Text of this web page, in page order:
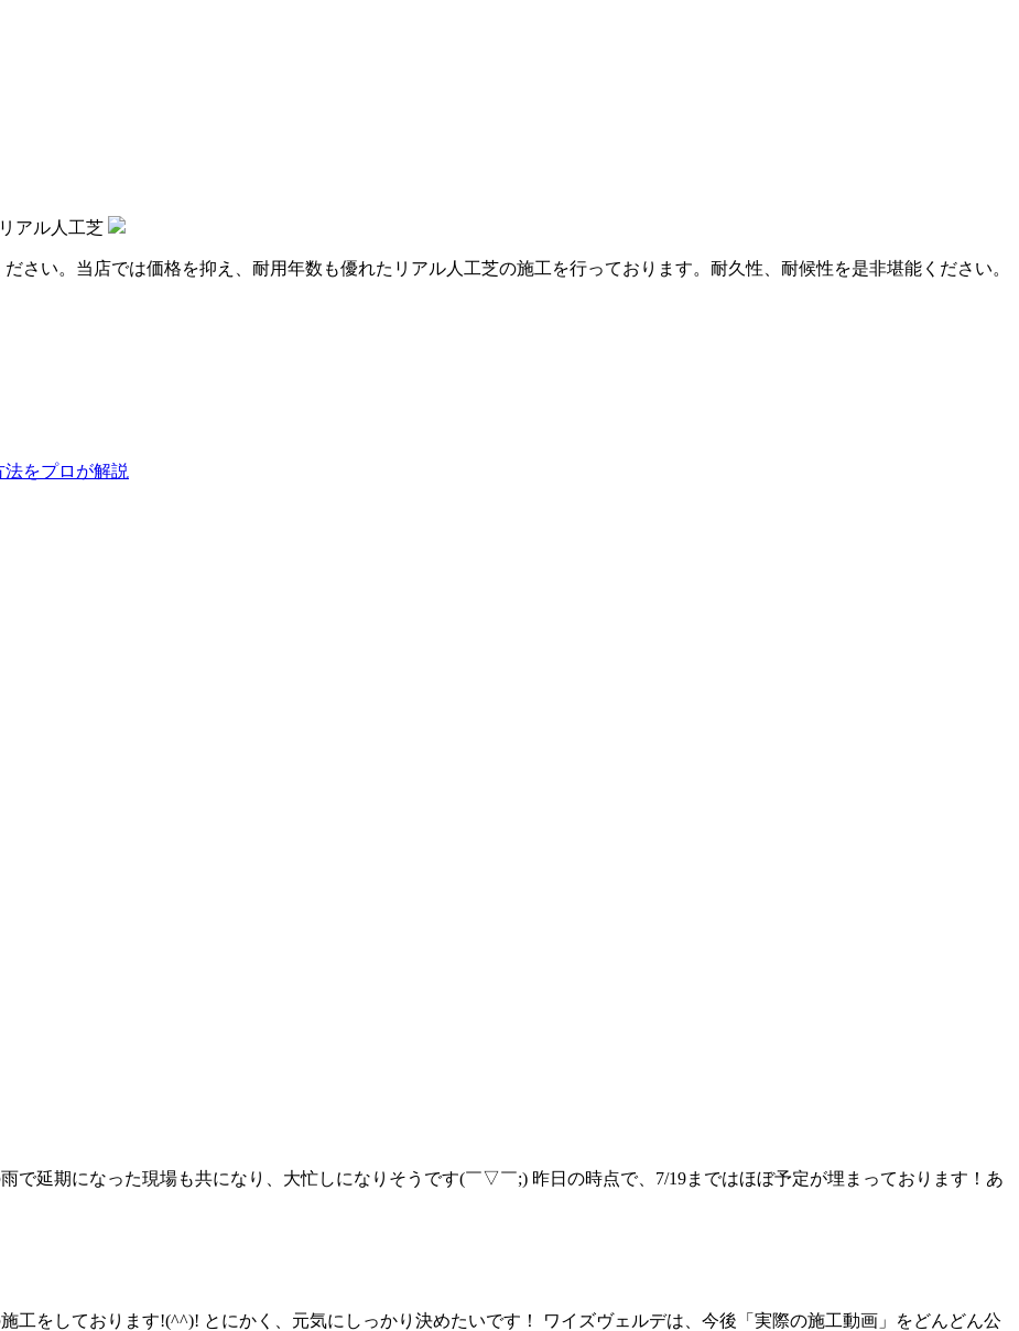
アル人工芝
さい。当店では価格を抑え、耐用年数も優れたリアル人工芝の施工を行っております。耐久性、耐候性を是非堪能ください。
をプロが解説
で延期になった現場も共になり、大忙しになりそうです(￣▽￣;) 昨日の時点で、7/19まではほぼ予定が埋まっております！あ
工をしております!(^^)! とにかく、元気にしっかり決めたいです！ ワイズヴェルデは、今後「実際の施工動画」をどんどん公